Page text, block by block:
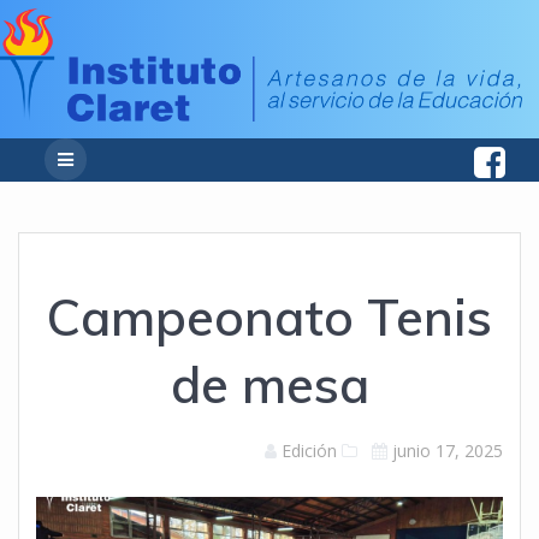
Campeonato Tenis
de mesa
Edición junio 17, 2025